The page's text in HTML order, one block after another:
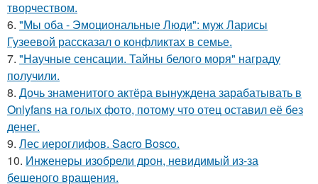
творчеством.
6. "Мы оба - Эмоциональные Люди": муж Ларисы
Гузеевой рассказал о конфликтах в семье.
7. "Научные сенсации. Тайны белого моря" награду
получили.
8. Дочь знаменитого актёра вынуждена зарабатывать в
Onlyfans на голых фото, потому что отец оставил её без
денег.
9. Лес иероглифов. Sacro Bosco.
10. Инженеры изобрели дрон, невидимый из-за
бешеного вращения.